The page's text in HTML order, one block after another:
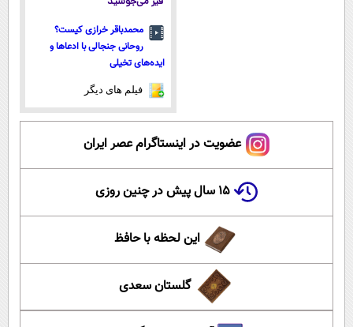
محمدباقر خرازی کیست؟
روحانی جنجالی با ادعاها و
ایده‌های تخیلی
فیلم های دیگر
عضویت در اینستاگرام عصر ایران
۱۵ سال پیش در چنین روزی
این لحظه با حافظ
گلستان سعدی